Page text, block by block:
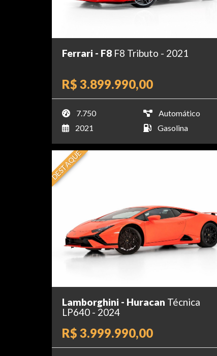
Ferrari - F8 F8 Tributo - 2021
R$ 3.899.990,00
7.750
Automático
2021
Gasolina
DESTAQUE
Lamborghini - Huracan Técnica
LP640 - 2024
R$ 3.999.990,00